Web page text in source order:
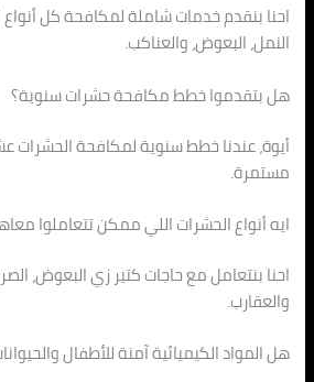
احنا بنقدم خدمات شاملة لمكافحة كل أنواع
النمل، البعوض، والعناكب.
هل بتقدموا خطط مكافحة حشرات سنوية؟
أيوة، عندنا خطط سنوية لمكافحة
مستمرة.
ايه أنواع الحشرات اللي ممكن تتعاملوا
احنا بنتعامل مع حاجات كتير زي البعوض،
والعقارب.
هل المواد الكيميائية آمنة للأطفال